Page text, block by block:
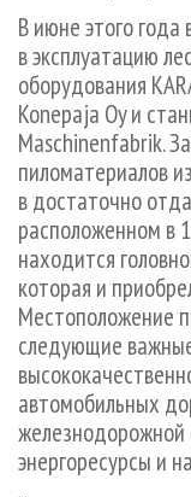
В июне этого
в эксплуатацию
оборудования
Konepaja Oy и
Maschinenfabrik.
пиломатериалов
в достаточно
расположенном в
находится
которая и
Местоположение
следующие
автомобильных
железнодорожной
энергоресурсы и